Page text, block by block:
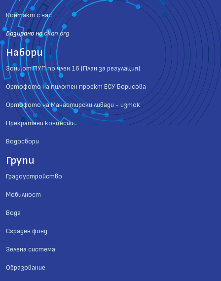
Контакт с нас
Базиранo наckan.org
Набори
Зони от ПУП по член 16 (План за регулация)
Ортофото на пилотен проект ЕСУ Борисова
Ортофото на Манастирски ливади - изток
Прекратени концесии
Водосбори
Групи
Градоустройство
Мобилност
Вода
Сграден фонд
Зелена система
Образование